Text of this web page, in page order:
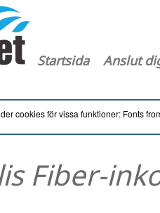
Startsida Anslut
cookies för vissa funktioner: Fonts
Fiber-